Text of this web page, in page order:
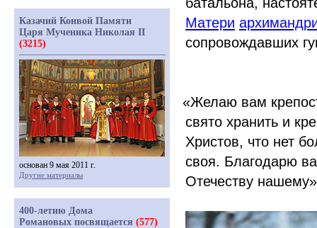
Матери
сопровождавших
«Желаю вам
свято хранить и
Христов, что нет
своя. Благодарю
Отечеству
Казачий Конвой Памяти
Царя Мученика Николая II
(3215)
основан 9 мая 2011 г.
Другие материалы
400-летию Дома
Романовых посвящается (577)